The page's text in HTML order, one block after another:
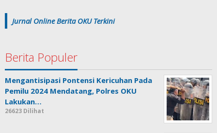
Jurnal Online Berita OKU Terkini
Berita Populer
Mengantisipasi Pontensi Kericuhan Pada
Pemilu 2024 Mendatang, Polres OKU
Lakukan…
26623 Dilihat